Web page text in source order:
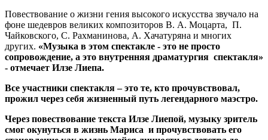
Повествование о жизни гения высокого искусства звучало на
фоне шедевров великих композиторов В. А. Моцарта, П.
Чайковского, С. Рахманинова, А. Хачатуряна и многих
других. «Музыка в этом спектакле - это не просто
сопровождение, а это внутренняя драматургия спектакля»
- отмечает Илзе Лиепа.
Все участники спектакля – это те, кто прочувствовал,
прожил через себя жизненный путь легендарного маэстро.
Через повествование текста Илзе Лиепой, музыку зритель
смог окунуться в жизнь Мариса и прочувствовать его